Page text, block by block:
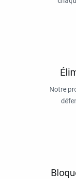
Notre